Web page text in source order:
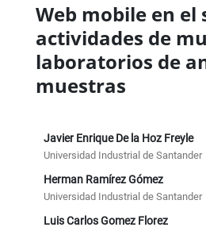
Web mobile en el
actividades de
laboratorios de
muestras
Javier Enrique De la Hoz Freyle
Universidad Industrial de Santander
Herman Ramírez Gómez
Universidad Industrial de Santander
Luis Carlos Gomez Florez